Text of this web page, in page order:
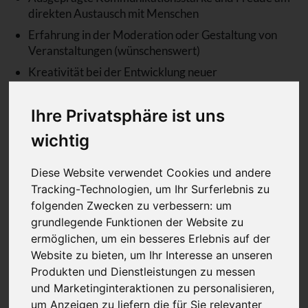
Ihre Privatsphäre ist uns
wichtig
Diese Website verwendet Cookies und andere
Tracking-Technologien, um Ihr Surferlebnis zu
folgenden Zwecken zu verbessern: um
grundlegende Funktionen der Website zu
ermöglichen, um ein besseres Erlebnis auf der
Website zu bieten, um Ihr Interesse an unseren
Produkten und Dienstleistungen zu messen
und Marketinginteraktionen zu personalisieren,
um Anzeigen zu liefern die für Sie relevanter
direkten Austausch mit Menschen
Erfahrung in der Moderation oder Gestaltung von
Veranstaltungen (wünschenswert)
Kreativität bei der Entwicklung neuer
Sicherer Umgang mit digitalen Tools und modernen
Präsentationsmethoden
Strukturierte, eigenverantwortliche Arbeitsweise
Das erwartet Dich
37-Stunden-Woche und flexible Arbeitszeiten
60 % Büro, 40 % mobiles Arbeiten
Tarifgebundene Vergütung mit attraktiven
Zusatzleistungen (z. B. Mobilitätszuschuss,
Altersvorsorge, Gesundheitsförderung)